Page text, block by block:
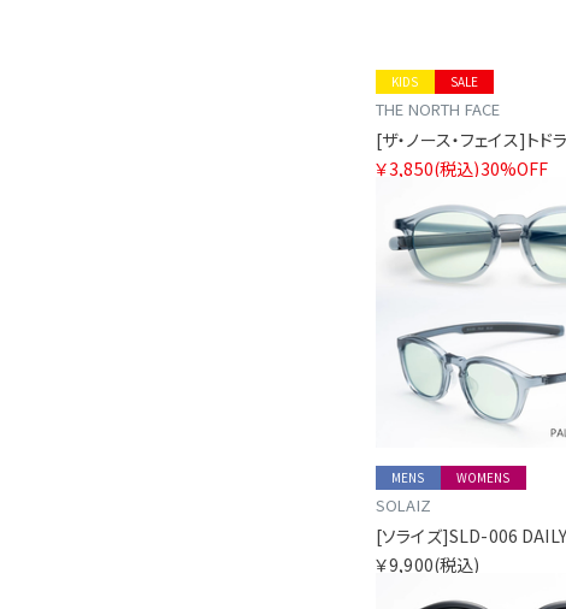
SALE
KIDS
THE NORTH FACE
￥3,850(税込)30%OFF
MENS WOMENS
SOLAIZ
￥9,900(税込)